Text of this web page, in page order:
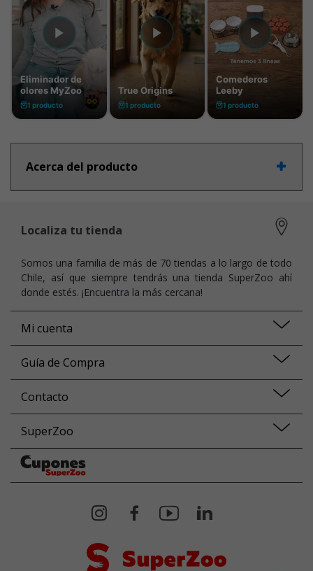
Acerca del producto
Localiza tu tienda
Somos una familia de más de 70 tiendas a lo largo de todo
Chile, así que siempre tendrás una tienda SuperZoo ahí
donde estés. ¡Encuentra la más cercana!
Mi cuenta
Guía de Compra
Contacto
SuperZoo